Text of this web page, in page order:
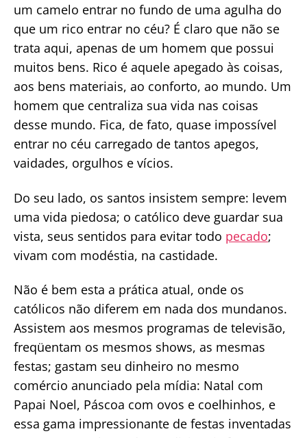
um camelo entrar no fundo de uma agulha do
que um rico entrar no céu? É claro que não se
trata aqui, apenas de um homem que possui
muitos bens. Rico é aquele apegado às coisas,
aos bens materiais, ao conforto, ao mundo. Um
homem que centraliza sua vida nas coisas
desse mundo. Fica, de fato, quase impossível
entrar no céu carregado de tantos apegos,
vaidades, orgulhos e vícios.
Do seu lado, os santos insistem sempre: levem
uma vida piedosa; o católico deve guardar sua
vista, seus sentidos para evitar todo pecado;
vivam com modéstia, na castidade.
Não é bem esta a prática atual, onde os
católicos não diferem em nada dos mundanos.
Assistem aos mesmos programas de televisão,
freqüentam os mesmos shows, as mesmas
festas; gastam seu dinheiro no mesmo
comércio anunciado pela mídia: Natal com
Papai Noel, Páscoa com ovos e coelhinhos, e
essa gama impressionante de festas inventadas